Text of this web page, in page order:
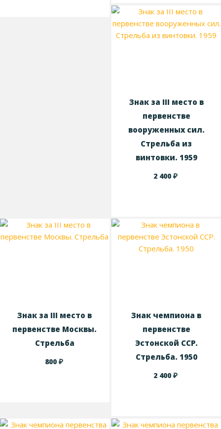
Знак за III место в
первенстве
вооруженных сил.
Стрельба из
винтовки. 1959
2 400₽
Знак за III место в
первенстве Москвы.
Стрельба
800 ₽
Знак чемпиона в
первенстве
Эстонской ССР.
Стрельба. 1950
2 400₽